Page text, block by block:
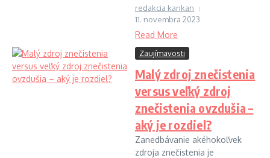
redakcia kankan
11. novembra 2023
Read More
Zaujímavosti
Malý zdroj znečistenia
versus veľký zdroj
znečistenia ovzdušia –
aký je rozdiel?
Zanedbávanie akéhokoľvek
zdroja znečistenia je